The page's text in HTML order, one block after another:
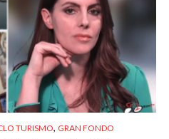
TURISMO, GRAN FONDO